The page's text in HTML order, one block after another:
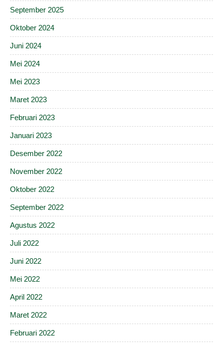
September 2025
Oktober 2024
Juni 2024
Mei 2024
Mei 2023
Maret 2023
Februari 2023
Januari 2023
Desember 2022
November 2022
Oktober 2022
September 2022
Agustus 2022
Juli 2022
Juni 2022
Mei 2022
April 2022
Maret 2022
Februari 2022